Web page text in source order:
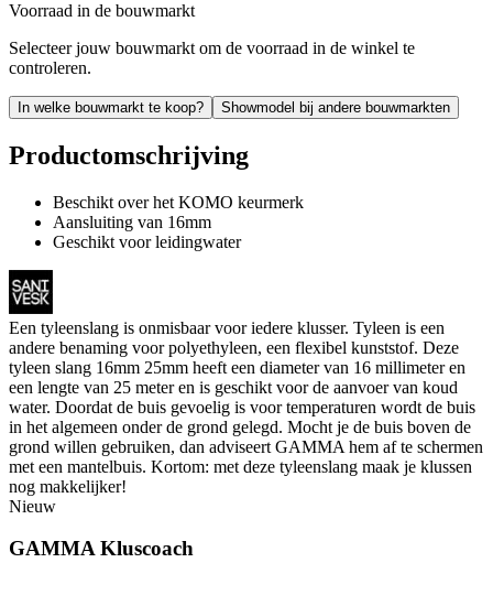
Voorraad in de bouwmarkt
Selecteer jouw bouwmarkt om de voorraad in de winkel te
controleren.
In welke bouwmarkt te koop? Showmodel bij andere bouwmarkten
Productomschrijving
Beschikt over het KOMO keurmerk
Aansluiting van 16mm
Geschikt voor leidingwater
Een tyleenslang is onmisbaar voor iedere klusser. Tyleen is een
andere benaming voor polyethyleen, een flexibel kunststof. Deze
tyleen slang 16mm 25mm heeft een diameter van 16 millimeter en
een lengte van 25 meter en is geschikt voor de aanvoer van koud
water. Doordat de buis gevoelig is voor temperaturen wordt de buis
in het algemeen onder de grond gelegd. Mocht je de buis boven de
grond willen gebruiken, dan adviseert GAMMA hem af te schermen
met een mantelbuis. Kortom: met deze tyleenslang maak je klussen
nog makkelijker!
Nieuw
GAMMA Kluscoach